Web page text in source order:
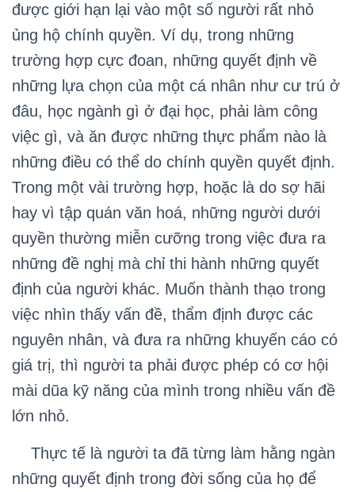
được giới hạn lại vào một số người rất nhỏ
ủng hộ chính quyền. Ví dụ, trong những
trường hợp cực đoan, những quyết định về
những lựa chọn của một cá nhân như cư trú ở
đâu, học ngành gì ở đại học, phải làm công
việc gì, và ăn được những thực phẩm nào là
những điều có thể do chính quyền quyết định.
Trong một vài trường hợp, hoặc là do sợ hãi
hay vì tập quán văn hoá, những người dưới
quyền thường miễn cưỡng trong việc đưa ra
những đề nghị mà chỉ thi hành những quyết
định của người khác. Muốn thành thạo trong
việc nhìn thấy vấn đề, thẩm định được các
nguyên nhân, và đưa ra những khuyến cáo có
giá trị, thì người ta phải được phép có cơ hội
mài dũa kỹ năng của mình trong nhiều vấn đề
lớn nhỏ.
Thực tế là người ta đã từng làm hằng ngàn
những quyết định trong đời sống của họ để